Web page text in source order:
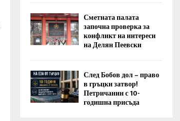
Сметната палата
започна проверка за
конфликт на интереси
на Делян Пеевски
След Бобов дол – право
в гръцки затвор!
Петричанин с 10-
годишна присъда